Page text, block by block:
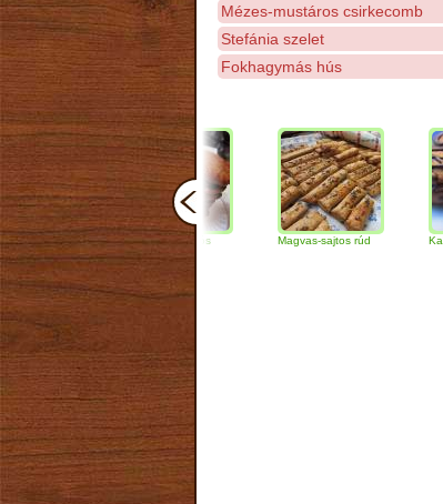
Mézes-mustáros csirkecomb
Stefánia szelet
Fokhagymás hús
Csokoládés-diós
szendvics
Magvas-sajtos rúd Kakaós néró